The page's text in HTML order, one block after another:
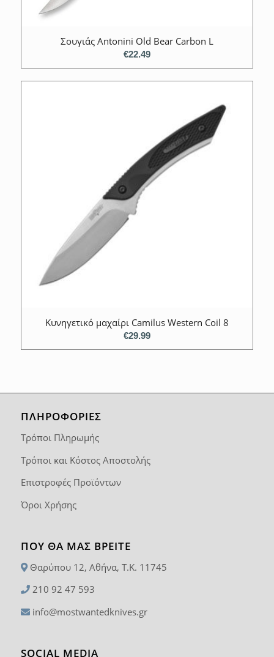
Σουγιάς Antonini Old Bear Carbon L
€22.49
Κυνηγετικό μαχαίρι Camilus Western Coil 8
€29.99
ΠΛΗΡΟΦΟΡΙΕΣ
Τρόποι Πληρωμής
Τρόποι και Κόστος Αποστολής
Επιστροφές Προϊόντων
Όροι Χρήσης
ΠΟΥ ΘΑ ΜΑΣ ΒΡΕΊΤΕ
Θαρύπου 12, Αθήνα, T.K. 11745
210 92 47 593
info@mostwantedknives.gr
SOCIAL MEDIA